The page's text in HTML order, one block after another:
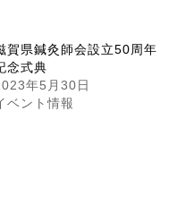
賀県鍼灸師会設立50周年
念式典
年5月30日
ベント情報